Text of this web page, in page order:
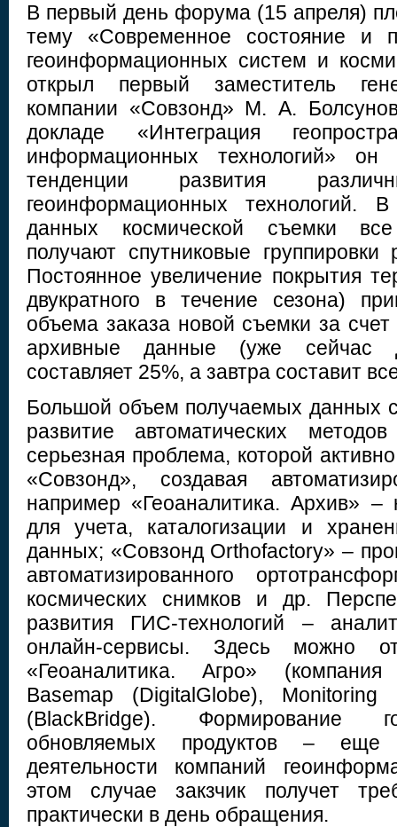
В первый день форума (15 апреля)
тему «Современное состояние и
геоинформационных систем и
открыл первый заместитель
компании «Совзонд» М. А.
докладе «Интеграция
информационных технологий» он
тенденции развития
геоинформационных технологий.
данных космической съемки
получают спутниковые группировки
Постоянное увеличение покрытия
двукратного в течение сезона)
объема заказа новой съемки за
архивные данные (уже сейчас
составляет 25%, а завтра составит
Большой объем получаемых данных
развитие автоматических
серьезная проблема, которой
«Совзонд», создавая
например «Геоаналитика. Архив» –
для учета, каталогизации и
данных; «Совзонд Orthofactory» –
автоматизированного
космических снимков и др.
развития ГИС-технологий –
онлайн-сервисы. Здесь можно
«Геоаналитика. Агро»
Basemap (DigitalGlobe),
(BlackBridge). Формирование
обновляемых продуктов –
деятельности компаний
этом случае закзчик получет
практически в день обращения.